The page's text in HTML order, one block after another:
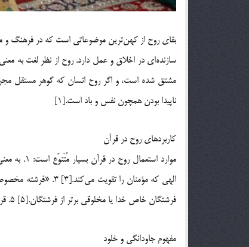
بقاي روح از كهن‌ترين موضوعاتي است كه در فرهنگ و
مشتق شده است، و اگر روح انسان كه گوهر مستقل
ناپيدا بودن همچون نفس و باد است.[1]
كاربردهاي روح در قرآن
فرشتگان خاص خدا يا مخلوقي برتر از فرشتگان.[5] 5. قرآن يا وحي آسماني.[6] 6. به معني روح انساني آمده است.[7]
مفهوم جاودانگي و خلود